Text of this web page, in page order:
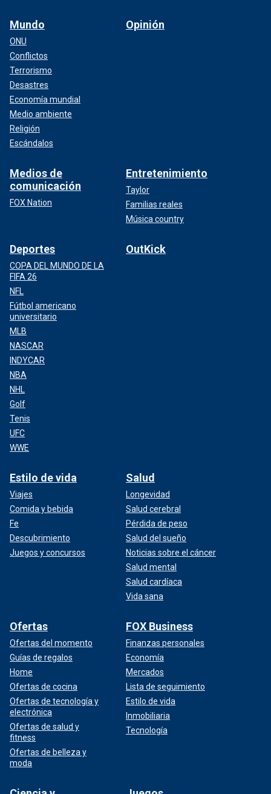
Mundo
ONU
Conflictos
Terrorismo
Desastres
Economía mundial
Medio ambiente
Religión
Escándalos
Opinión
Medios de
comunicación
FOX Nation
Entretenimiento
Taylor
Familias reales
Música country
Deportes
COPA DEL MUNDO DE LA
FIFA 26
NFL
Fútbol americano
universitario
MLB
NASCAR
INDYCAR
NBA
NHL
Golf
Tenis
UFC
WWE
OutKick
Estilo de vida
Viajes
Comida y bebida
Fe
Descubrimiento
Juegos y concursos
Salud
Longevidad
Salud cerebral
Pérdida de peso
Salud del sueño
Noticias sobre el cáncer
Salud mental
Salud cardíaca
Vida sana
Ofertas
Ofertas del momento
Guías de regalos
Home
Ofertas de cocina
Ofertas de tecnología y
electrónica
Ofertas de salud y
fitness
Ofertas de belleza y
moda
FOX Business
Finanzas personales
Economía
Mercados
Lista de seguimiento
Estilo de vida
Inmobiliaria
Tecnología